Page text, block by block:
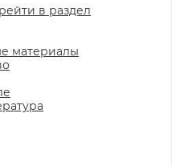
в раздел
материалы